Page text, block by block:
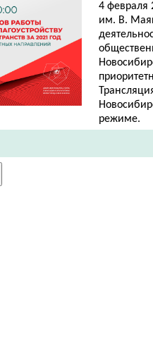
4 февраля
им. В.
режиме.